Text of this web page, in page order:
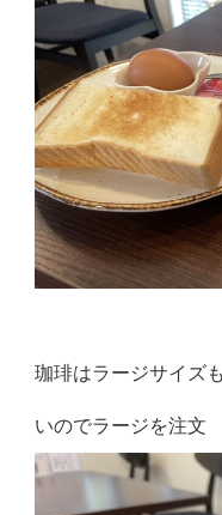
珈琲はラージサイズ
いのでラージを注文